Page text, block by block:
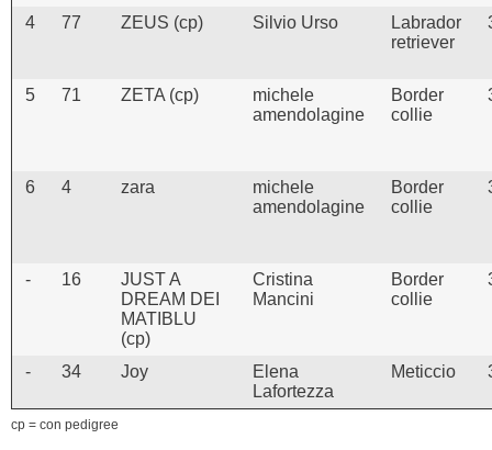
4 77 ZEUS (cp) Silvio Urso
Labrador
retriever
5 71 ZETA (cp)
michele
amendolagine
Border
collie
6 4 zara
michele
amendolagine
Border
collie
- 16
JUST A
DREAM DEI
MATIBLU
(cp)
Cristina
Mancini
Border
collie
- 34 Joy
Elena
Lafortezza
Meticcio
cp = con pedigree